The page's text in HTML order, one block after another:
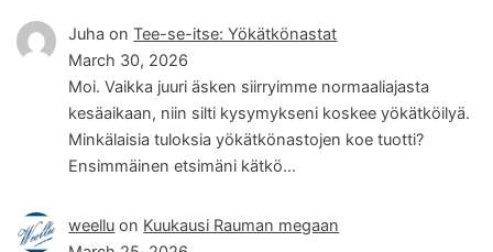
Juha onTee-se-itse: Yökätkönastat
March 30, 2026
Moi. Vaikka juuri äsken siirryimme normaaliajasta
kesäaikaan, niin silti kysymykseni koskee yökätköilyä.
Minkälaisia tuloksia yökätkönastojen koe tuotti?
Ensimmäinen etsimäni kätkö…
weellu on Kuukausi Rauman megaan